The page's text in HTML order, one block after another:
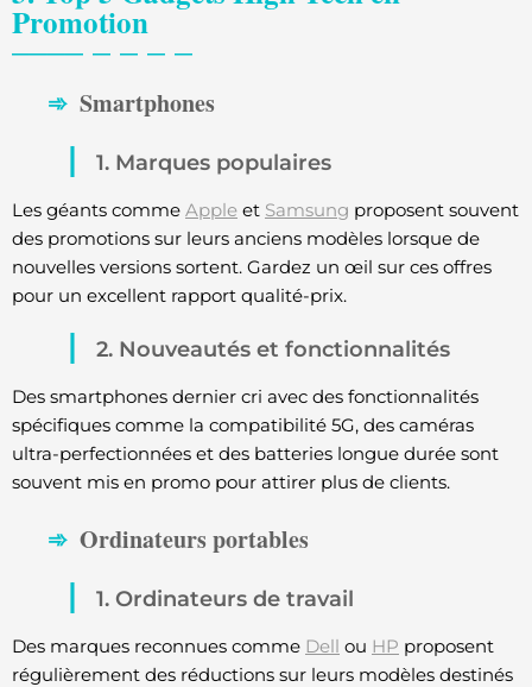
Promotion
Smartphones
1. Marques populaires
Les géants comme Apple et Samsung proposent souvent
des promotions sur leurs anciens modèles lorsque de
nouvelles versions sortent. Gardez un œil sur ces offres
pour un excellent rapport qualité-prix.
2. Nouveautés et fonctionnalités
Des smartphones dernier cri avec des fonctionnalités
spécifiques comme la compatibilité 5G, des caméras
ultra-perfectionnées et des batteries longue durée sont
souvent mis en promo pour attirer plus de clients.
Ordinateurs portables
1. Ordinateurs de travail
Des marques reconnues comme Dell ou HP proposent
régulièrement des réductions sur leurs modèles destinés